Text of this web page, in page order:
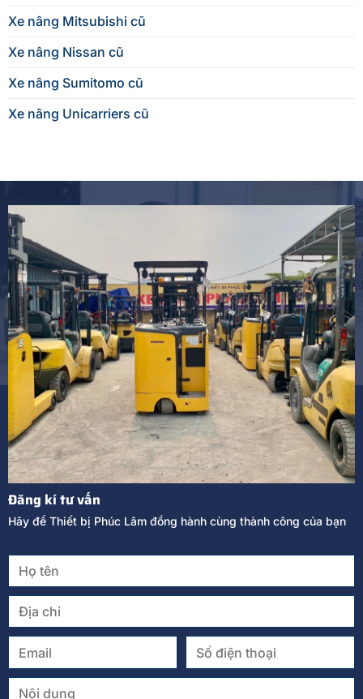
Xe nâng Mitsubishi cũ
Xe nâng Nissan cũ
Xe nâng Sumitomo cũ
Xe nâng Unicarriers cũ
Đăng kí tư vấn
Hãy để Thiết bị Phúc Lâm đồng hành cùng thành công của bạn